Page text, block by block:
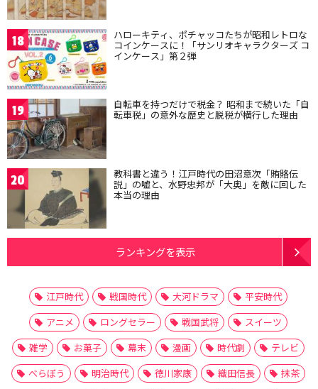
18 ハローキティ、ポチャッコたちが昭和レトロな
コインケースに！「サンリオキャラクターズ コ
インケース」第２弾
19 自転車を持つだけで税金？ 昭和まで続いた「自
転車税」の意外な歴史と脱税が横行した理由
20 教科書と違う！江戸時代の田沼意次「賄賂伝
説」の嘘と、水野忠邦が「大奥」を敵に回した
本当の理由
ランキングを表示
江戸時代 戦国時代 大河ドラマ
平安時代
アニメ
ロングセラー 戦国武将
スイーツ
雑学
お菓子 幕末 漫画 時代劇
テレビ
べらぼう
明治時代 徳川家康 織田信長
抹茶